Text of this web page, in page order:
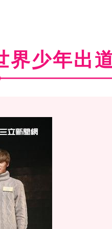
界少年出